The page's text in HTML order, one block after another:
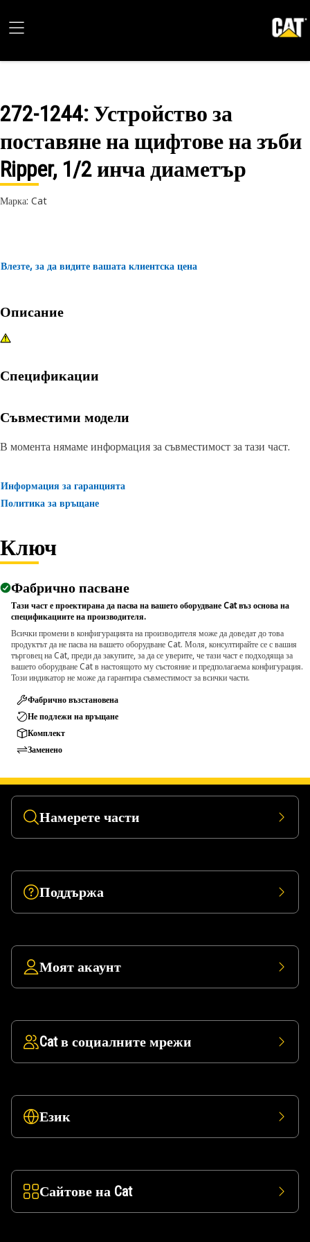
272-1244: Устройство за
поставяне на щифтове на зъби
Ripper, 1/2 инча диаметър
Марка: Cat
Влезте, за да видите вашата клиентска цена
Описание
Спецификации
Съвместими модели
В момента нямаме информация за съвместимост за тази част.
Информация за гаранцията
Политика за връщане
Ключ
Фабрично пасване
Тази част е проектирана да пасва на вашето оборудване Cat въз основа на
спецификациите на производителя.
Всички промени в конфигурацията на производителя може да доведат до това
продуктът да не пасва на вашето оборудване Cat. Моля, консултирайте се с вашия
търговец на Cat, преди да закупите, за да се уверите, че тази част е подходяща за
вашето оборудване Cat в настоящото му състояние и предполагаема конфигурация.
Този индикатор не може да гарантира съвместимост за всички части.
Фабрично възстановена
Не подлежи на връщане
Комплект
Заменено
Намерете части
Поддържа
Моят акаунт
Cat в социалните мрежи
Език
Сайтове на Cat